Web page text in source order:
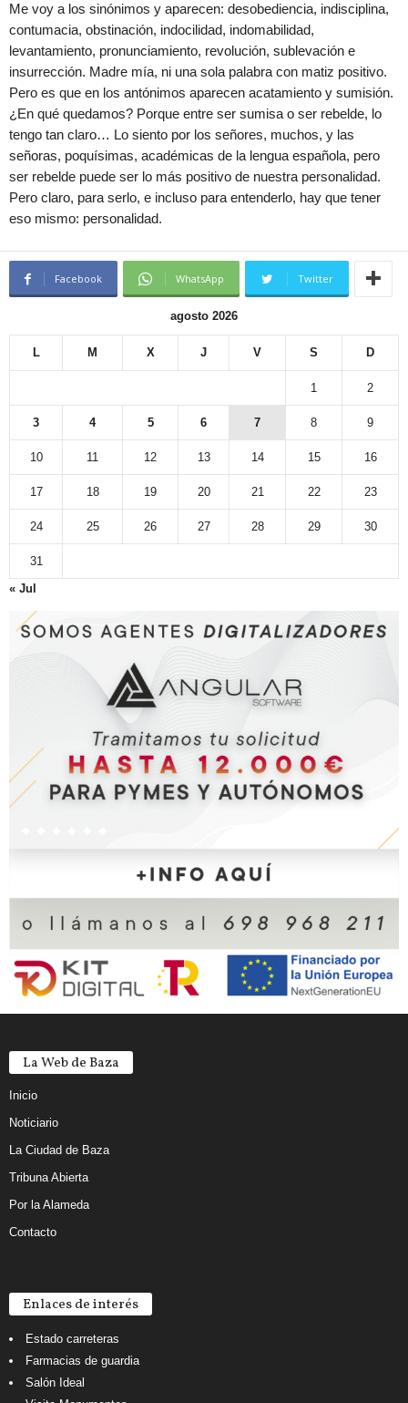
Me voy a los sinónimos y aparecen: desobediencia, indisciplina,
contumacia, obstinación, indocilidad, indomabilidad,
levantamiento, pronunciamiento, revolución, sublevación e
insurrección. Madre mía, ni una sola palabra con matiz positivo.
Pero es que en los antónimos aparecen acatamiento y sumisión.
¿En qué quedamos? Porque entre ser sumisa o ser rebelde, lo
tengo tan claro… Lo siento por los señores, muchos, y las
señoras, poquísimas, académicas de la lengua española, pero
ser rebelde puede ser lo más positivo de nuestra personalidad.
Pero claro, para serlo, e incluso para entenderlo, hay que tener
eso mismo: personalidad.
Facebook WhatsApp Twitter
agosto 2026
L M X J V S D
1 2
3 4 5 6 7 8 9
10 11 12 13 14 15 16
17 18 19 20 21 22 23
24 25 26 27 28 29 30
31
« Jul
La Web de Baza
Inicio
Noticiario
La Ciudad de Baza
Tribuna Abierta
Por la Alameda
Contacto
Enlaces de interés
Estado carreteras
Farmacias de guardia
Salón Ideal